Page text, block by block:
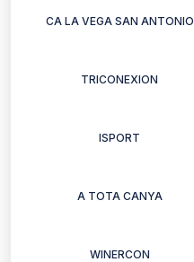
CA LA VEGA SAN ANTONIO
TRICONEXION
ISPORT
A TOTA CANYA
WINERCON